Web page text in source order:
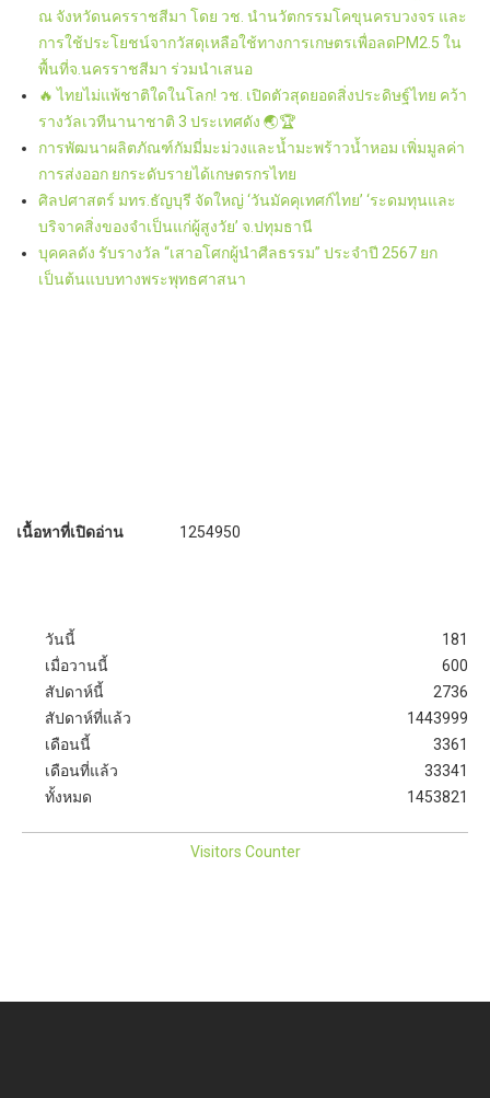
ณ จังหวัดนครราชสีมา โดย วช. นำนวัตกรรมโคขุนครบวงจร และ
การใช้ประโยชน์จากวัสดุเหลือใช้ทางการเกษตรเพื่อลดPM2.5 ใน
พื้นที่จ.นครราชสีมา ร่วมนำเสนอ
🔥 ไทยไม่แพ้ชาติใดในโลก! วช. เปิดตัวสุดยอดสิ่งประดิษฐ์ไทย คว้า
รางวัลเวทีนานาชาติ 3 ประเทศดัง 🌏🏆
การพัฒนาผลิตภัณฑ์กัมมี่มะม่วงและน้ำมะพร้าวน้ำหอม เพิ่มมูลค่า
การส่งออก ยกระดับรายได้เกษตรกรไทย
ศิลปศาสตร์ มทร.ธัญบุรี จัดใหญ่ ‘วันมัคคุเทศก์ไทย’ ‘ระดมทุนและ
บริจาคสิ่งของจำเป็นแก่ผู้สูงวัย’ จ.ปทุมธานี
บุคคลดัง รับรางวัล “เสาอโศกผู้นำศีลธรรม” ประจำปี 2567 ยก
เป็นต้นแบบทางพระพุทธศาสนา
เนื้อหาที่เปิดอ่าน 1254950
วันนี้
เมื่อวานนี้
สัปดาห์นี้
สัปดาห์ที่แล้ว
เดือนนี้
เดือนที่แล้ว
ทั้งหมด
181
600
2736
1443999
3361
33341
1453821
Visitors Counter